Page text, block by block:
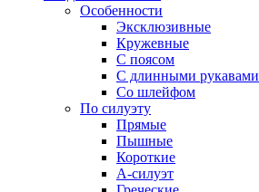
Особенности
Эксклюзивные
Кружевные
С поясом
С длинными рукавами
Со шлейфом
По силуэту
Прямые
Пышные
Короткие
А-силуэт